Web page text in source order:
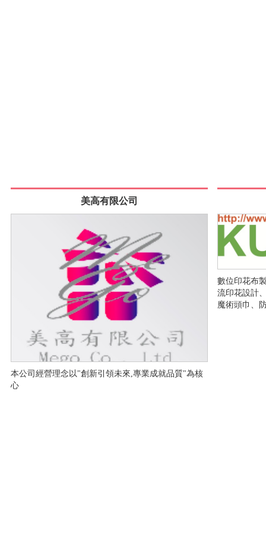
美高有限公司
本公司經營理念以"創新引領未來,專業成就品質"為核
心
數位印花布
流印花設計
魔術頭巾、